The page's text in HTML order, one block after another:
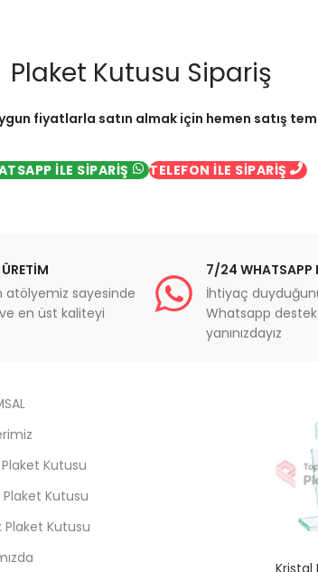
Plaket Kutusu Sipariş
fiyatlarla satın almak için hemen satış
İLE SİPARİŞ TELEFON İLE SİPARİŞ
atölyemiz sayesinde
en üst kaliteyi
7/24 WHATSAPP
İhtiyaç
Whatsapp destek
yanınızdayız
Kutusu
Plaket Kutusu
Plaket Kutusu
Kristal